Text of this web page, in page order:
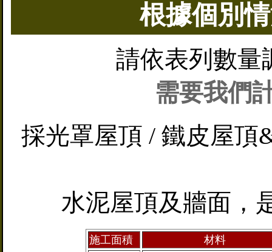
根據個別
請依表列數量
需要我們
採光罩屋頂 / 鐵皮屋頂
水泥屋頂及牆面，
施工面積
材料